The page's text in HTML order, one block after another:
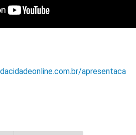
apresentaca